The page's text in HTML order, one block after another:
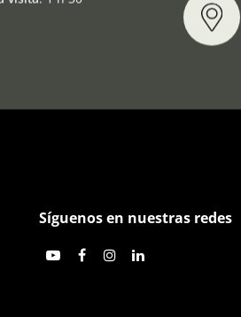
Síguenos en nuestras redes